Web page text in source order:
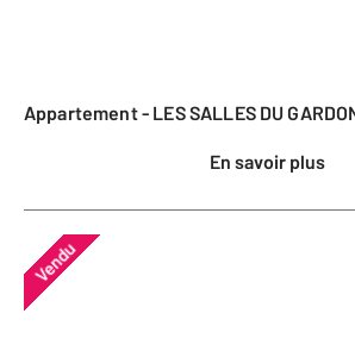
Appartement - LES SALLES DU
En savoir plus
Vendu